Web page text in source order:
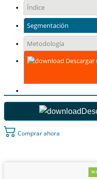
Índice
Segmentación
Metodología
Comprar ahora